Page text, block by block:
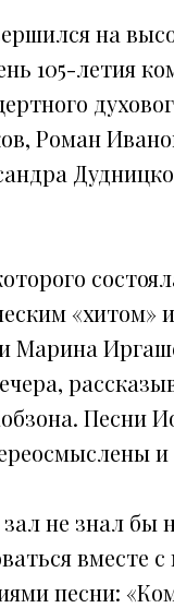
на
105-летия
Роман
«хитом» и
Марина
Песни
не знал бы
вместе
песни: